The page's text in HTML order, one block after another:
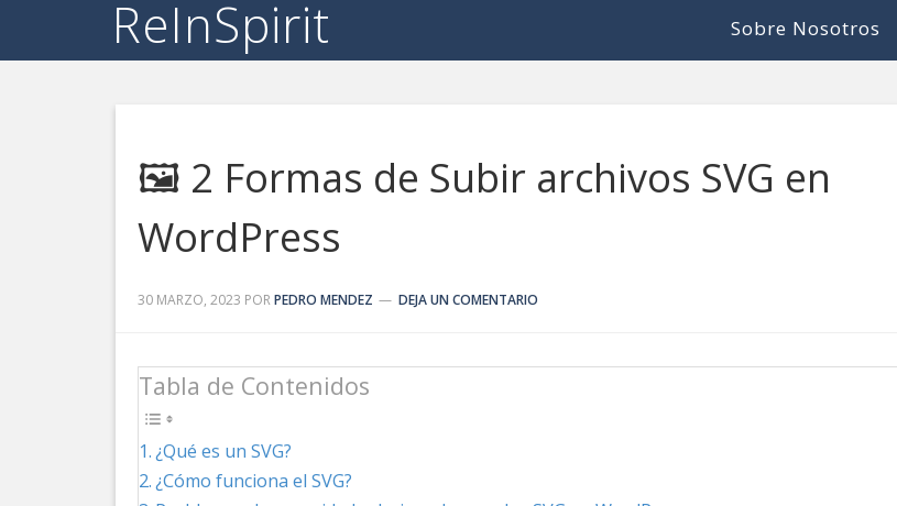
ReInSpirit Sobre Nosotros
🖼️ 2 Formas de Subir archivos SVG en
WordPress
30 MARZO, 2023 PORPEDRO MENDEZ DEJA UN COMENTARIO
Tabla de Contenidos
¿Qué es un SVG?
¿Cómo funciona el SVG?